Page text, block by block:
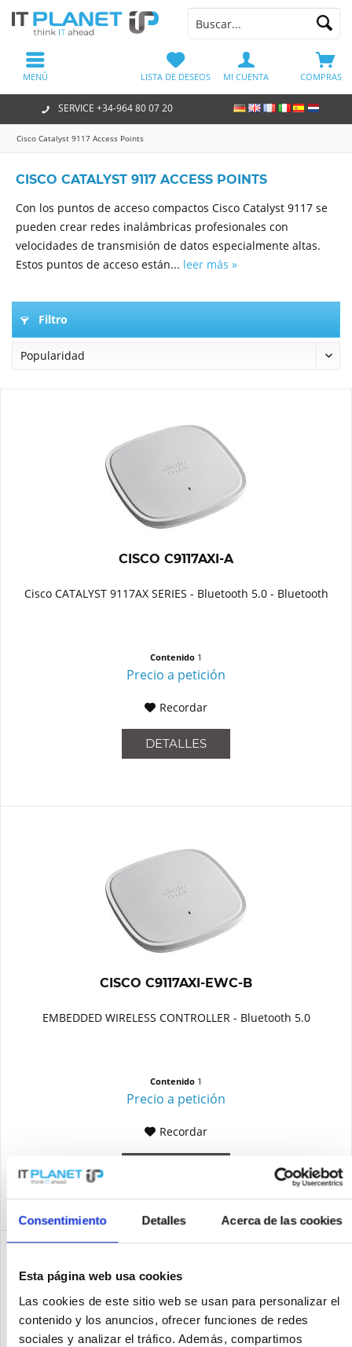
Consentimiento Detalles Acerca de las cookies
Esta página web usa cookies
Las cookies de este sitio web se usan para personalizar el
contenido y los anuncios, ofrecer funciones de redes
sociales y analizar el tráfico. Además, compartimos
SERVICE +34-964 80 07 20
COMPRAS
LISTA DE DESEOS MI CUENTA
MENÚ
Cisco Catalyst 9117 Access Points
CISCO CATALYST 9117 ACCESS POINTS
Con los puntos de acceso compactos Cisco Catalyst 9117 se
pueden crear redes inalámbricas profesionales con
velocidades de transmisión de datos especialmente altas.
Estos puntos de acceso están... leer más »
Filtro
CISCO C9117AXI-A
Cisco CATALYST 9117AX SERIES - Bluetooth 5.0 - Bluetooth
Contenido 1
Precio a petición
Recordar
DETALLES
CISCO C9117AXI-EWC-B
EMBEDDED WIRELESS CONTROLLER - Bluetooth 5.0
Contenido 1
Precio a petición
Recordar